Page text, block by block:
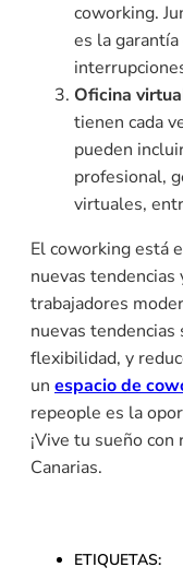
coworking.
es la
Oficina
tienen cada
pueden
profesional,
virtuales,
El coworking está
nuevas tendencias
trabajadores
nuevas
flexibilidad, y
un espacio de
repeople es la
¡Vive tu sueño
Canarias.
ETIQUETAS: